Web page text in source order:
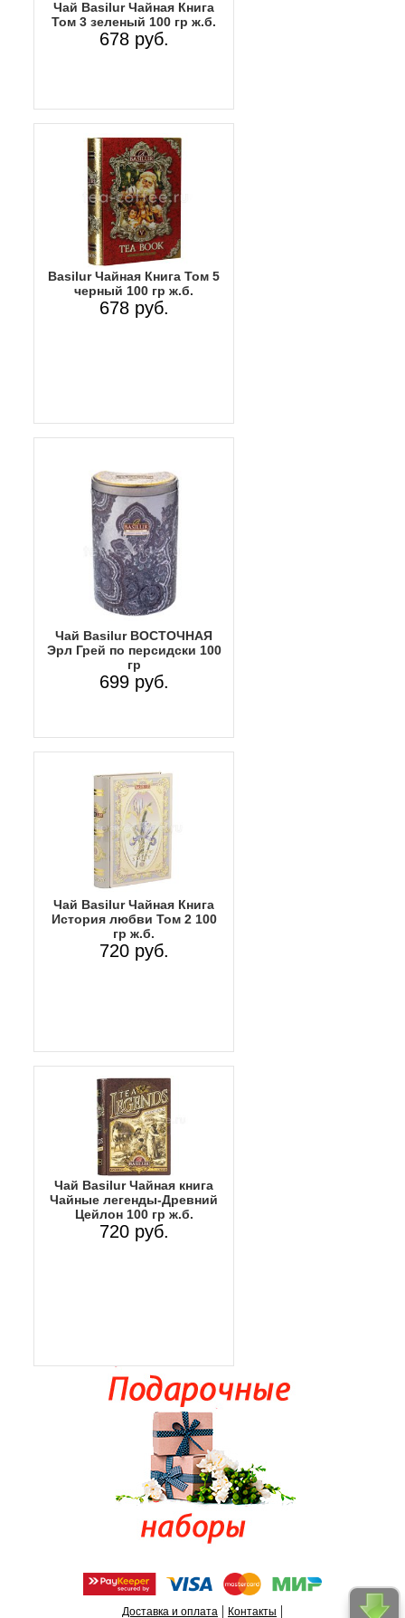
Чай Basilur Чайная Книга
Том 3 зеленый 100 гр ж.б.
678 руб.
Basilur Чайная Книга Том 5
черный 100 гр ж.б.
678 руб.
Чай Basilur ВОСТОЧНАЯ
Эрл Грей по персидски 100
гр
699 руб.
Чай Basilur Чайная Книга
История любви Том 2 100
гр ж.б.
720 руб.
Чай Basilur Чайная книга
Чайные легенды-Древний
Цейлон 100 гр ж.б.
720 руб.
Доставка и оплата Контакты